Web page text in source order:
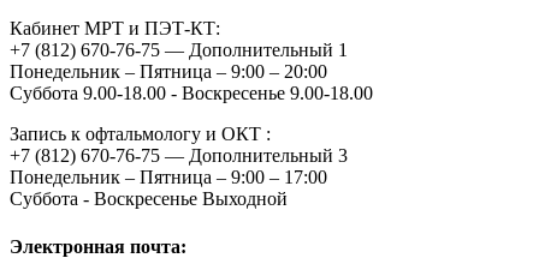
Кабинет МРТ и ПЭТ-КТ:
+7 (812) 670-76-75 — Дополнительный 1
Понедельник – Пятница – 9:00 – 20:00
Суббота 9.00-18.00 - Воскресенье 9.00-18.00
Запись к офтальмологу и ОКТ :
+7 (812) 670-76-75 — Дополнительный 3
Понедельник – Пятница – 9:00 – 17:00
Суббота - Воскресенье Выходной
Электронная почта: